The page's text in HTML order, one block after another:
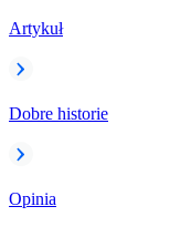
Artykuł
Dobre historie
Opinia